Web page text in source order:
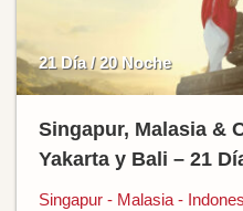
21 Día / 20 Noche
Singapur, Malasia &
Yakarta y Bali – 21
Singapur - Malasia -